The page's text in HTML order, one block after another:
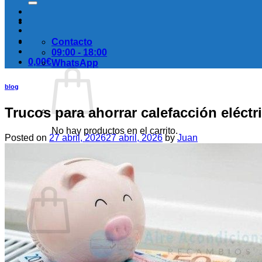
0,00€
No hay productos en el carrito.
No hay productos en el carrito.
Contacto
09:00 - 18:00
WhatsApp
blog
Trucos para ahorrar calefacción
Posted on 27 abril, 202627 abril, 2026 by Juan